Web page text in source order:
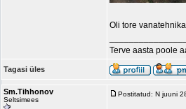
Oli tore
Terve aasta poole
Tagasi üles
Sm.Tihhonov
Seltsimees
Postitatud: N juuni